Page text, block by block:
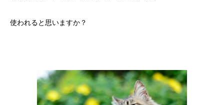
使われると思いますか？